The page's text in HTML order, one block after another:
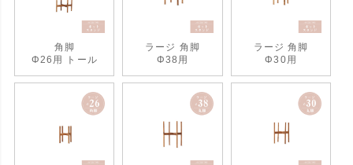
角脚
Φ26用 トール
ラージ 角脚
Φ38用
ラージ 角脚
Φ30用